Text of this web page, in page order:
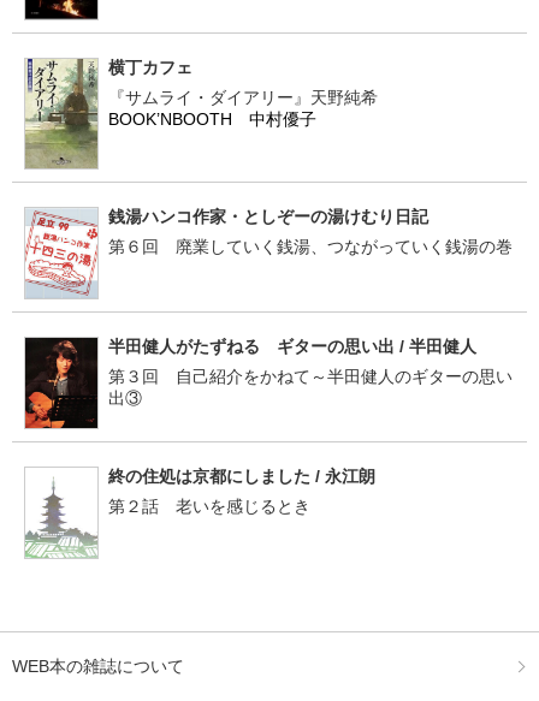
横丁カフェ
『サムライ・ダイアリー』天野純希
BOOK’NBOOTH 中村優子
銭湯ハンコ作家・としぞーの湯けむり日記
第６回 廃業していく銭湯、つながっていく銭湯の巻
半田健人がたずねる ギターの思い出 / 半田健人
第３回 自己紹介をかねて～半田健人のギターの思い
出③
終の住処は京都にしました / 永江朗
第２話 老いを感じるとき
WEB本の雑誌について